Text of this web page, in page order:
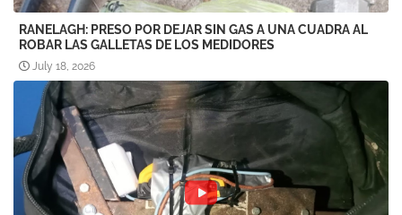
RANELAGH: PRESO POR DEJAR SIN GAS A UNA CUADRA AL
ROBAR LAS GALLETAS DE LOS MEDIDORES
July 18, 2026